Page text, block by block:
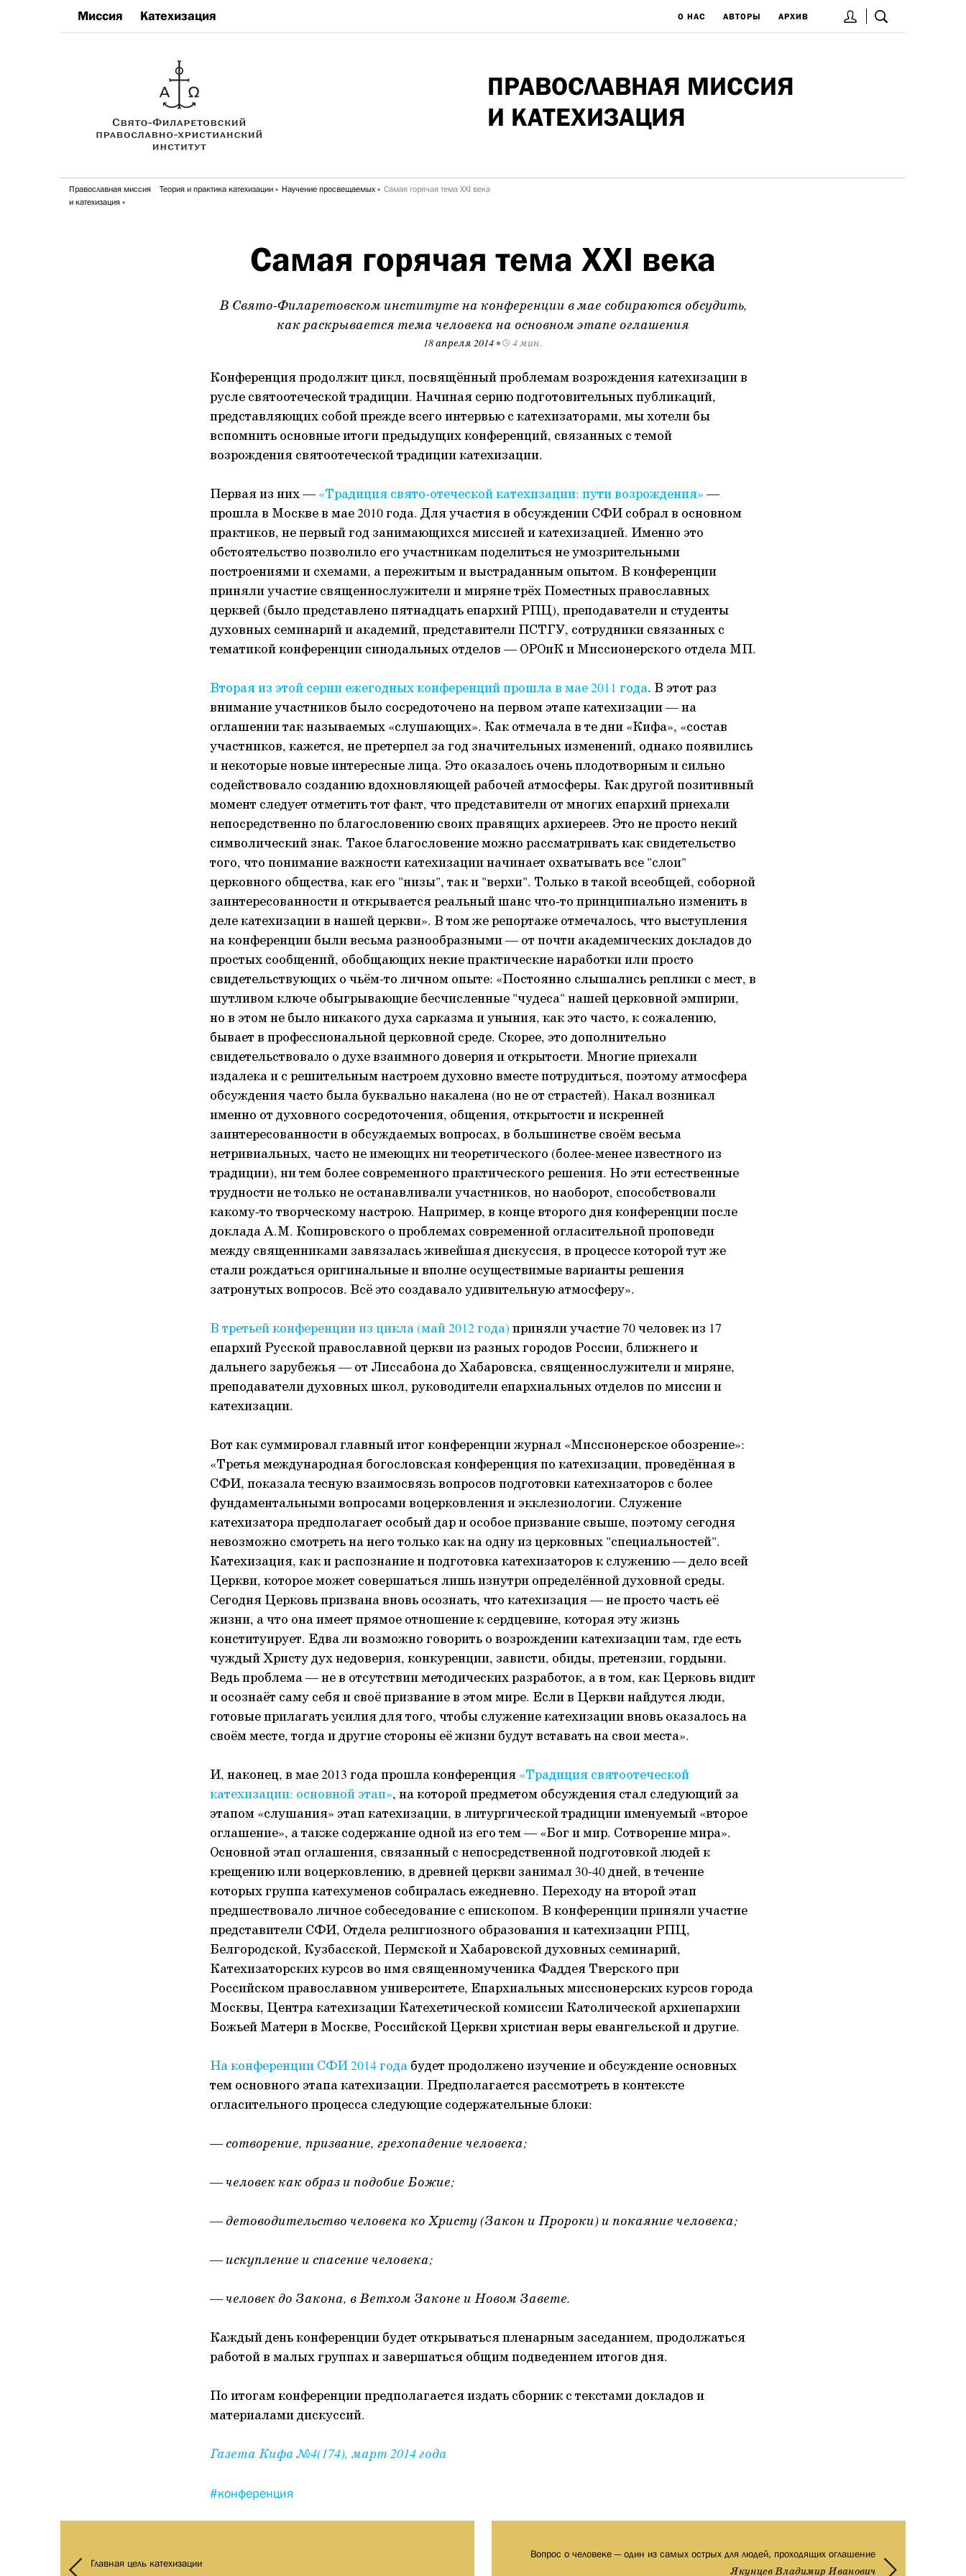
Миссия Катехизация О НАС АВТОРЫ АРХИВ
ПРАВОСЛАВНАЯ МИССИЯ
И КАТЕХИЗАЦИЯ
Православная миссия
и катехизация
Теория и практика катехизации Научение просвещаемых Самая горячая тема XXI века
Самая горячая тема XXI века
В Свято-Филаретовском институте на конференции в мае собираются обсудить,
как раскрывается тема человека на основном этапе оглашения
18 апреля 2014 • 4 мин.
Конференция продолжит цикл, посвящённый проблемам возрождения катехизации в
русле святоотеческой традиции. Начиная серию подготовительных публикаций,
представляющих собой прежде всего интервью с катехизаторами, мы хотели бы
вспомнить основные итоги предыдущих конференций, связанных с темой
возрождения святоотеческой традиции катехизации.
Первая из них — «Традиция свято-отеческой катехизации: пути возрождения» —
прошла в Москве в мае 2010 года. Для участия в обсуждении СФИ собрал в основном
практиков, не первый год занимающихся миссией и катехизацией. Именно это
обстоятельство позволило его участникам поделиться не умозрительными
построениями и схемами, а пережитым и выстраданным опытом. В конференции
приняли участие священнослужители и миряне трёх Поместных православных
церквей (было представлено пятнадцать епархий РПЦ), преподаватели и студенты
духовных семинарий и академий, представители ПСТГУ, сотрудники связанных с
тематикой конференции синодальных отделов — ОРОиК и Миссионерского отдела МП.
Вторая из этой серии ежегодных конференций прошла в мае 2011 года. В этот раз
внимание участников было сосредоточено на первом этапе катехизации — на
оглашении так называемых «слушающих». Как отмечала в те дни «Кифа», «состав
участников, кажется, не претерпел за год значительных изменений, однако появились
и некоторые новые интересные лица. Это оказалось очень плодотворным и сильно
содействовало созданию вдохновляющей рабочей атмосферы. Как другой позитивный
момент следует отметить тот факт, что представители от многих епархий приехали
непосредственно по благословению своих правящих архиереев. Это не просто некий
символический знак. Такое благословение можно рассматривать как свидетельство
того, что понимание важности катехизации начинает охватывать все "слои"
церковного общества, как его "низы", так и "верхи". Только в такой всеобщей, соборной
заинтересованности и открывается реальный шанс что-то принципиально изменить в
деле катехизации в нашей церкви». В том же репортаже отмечалось, что выступления
на конференции были весьма разнообразными — от почти академических докладов до
простых сообщений, обобщающих некие практические наработки или просто
свидетельствующих о чьём-то личном опыте: «Постоянно слышались реплики с мест, в
шутливом ключе обыгрывающие бесчисленные "чудеса" нашей церковной эмпирии,
но в этом не было никакого духа сарказма и уныния, как это часто, к сожалению,
бывает в профессиональной церковной среде. Скорее, это дополнительно
свидетельствовало о духе взаимного доверия и открытости. Многие приехали
издалека и с решительным настроем духовно вместе потрудиться, поэтому атмосфера
обсуждения часто была буквально накалена (но не от страстей). Накал возникал
именно от духовного сосредоточения, общения, открытости и искренней
заинтересованности в обсуждаемых вопросах, в большинстве своём весьма
нетривиальных, часто не имеющих ни теоретического (более-менее известного из
традиции), ни тем более современного практического решения. Но эти естественные
трудности не только не останавливали участников, но наоборот, способствовали
какому-то творческому настрою. Например, в конце второго дня конференции после
доклада А.М. Копировского о проблемах современной огласительной проповеди
между священниками завязалась живейшая дискуссия, в процессе которой тут же
стали рождаться оригинальные и вполне осуществимые варианты решения
затронутых вопросов. Всё это создавало удивительную атмосферу».
В третьей конференции из цикла (май 2012 года)приняли участие 70 человек из 17
епархий Русской православной церкви из разных городов России, ближнего и
дальнего зарубежья — от Лиссабона до Хабаровска, священнослужители и миряне,
преподаватели духовных школ, руководители епархиальных отделов по миссии и
катехизации.
Вот как суммировал главный итог конференции журнал «Миссионерское обозрение»:
«Третья международная богословская конференция по катехизации, проведённая в
СФИ, показала тесную взаимосвязь вопросов подготовки катехизаторов с более
фундаментальными вопросами воцерковления и экклезиологии. Служение
катехизатора предполагает особый дар и особое призвание свыше, поэтому сегодня
невозможно смотреть на него только как на одну из церковных "специальностей".
Катехизация, как и распознание и подготовка катехизаторов к служению — дело всей
Церкви, которое может совершаться лишь изнутри определённой духовной среды.
Сегодня Церковь призвана вновь осознать, что катехизация — не просто часть её
жизни, а что она имеет прямое отношение к сердцевине, которая эту жизнь
конституирует. Едва ли возможно говорить о возрождении катехизации там, где есть
чуждый Христу дух недоверия, конкуренции, зависти, обиды, претензии, гордыни.
Ведь проблема — не в отсутствии методических разработок, а в том, как Церковь видит
и осознаёт саму себя и своё призвание в этом мире. Если в Церкви найдутся люди,
готовые прилагать усилия для того, чтобы служение катехизации вновь оказалось на
своём месте, тогда и другие стороны её жизни будут вставать на свои места».
И, наконец, в мае 2013 года прошла конференция «Традиция святоотеческой
катехизации: основной этап», на которой предметом обсуждения стал следующий за
этапом «слушания» этап катехизации, в литургической традиции именуемый «второе
оглашение», а также содержание одной из его тем — «Бог и мир. Сотворение мира».
Основной этап оглашения, связанный с непосредственной подготовкой людей к
крещению или воцерковлению, в древней церкви занимал 30-40 дней, в течение
которых группа катехуменов собиралась ежедневно. Переходу на второй этап
предшествовало личное собеседование с епископом. В конференции приняли участие
представители СФИ, Отдела религиозного образования и катехизации РПЦ,
Белгородской, Кузбасской, Пермской и Хабаровской духовных семинарий,
Катехизаторских курсов во имя священномученика Фаддея Тверского при
Российском православном университете, Епархиальных миссионерских курсов города
Москвы, Центра катехизации Катехетической комиссии Католической архиепархии
Божьей Матери в Москве, Российской Церкви христиан веры евангельской и другие.
На конференции СФИ 2014 года будет продолжено изучение и обсуждение основных
тем основного этапа катехизации. Предполагается рассмотреть в контексте
огласительного процесса следующие содержательные блоки:
—сотворение, призвание, грехопадение человека;
—человек как образ и подобие Божие;
—детоводительство человека ко Христу (Закон и Пророки) и покаяние человека;
— искупление и спасение человека;
—человек до Закона, в Ветхом Законе и Новом Завете.
Каждый день конференции будет открываться пленарным заседанием, продолжаться
работой в малых группах и завершаться общим подведением итогов дня.
По итогам конференции предполагается издать сборник с текстами докладов и
материалами дискуссий.
Газета Кифа №4(174), март 2014 года
#конференция
Главная цель катехизации
Вопрос о человеке — один из самых острых для людей, проходящих оглашение
Якунцев Владимир Иванович